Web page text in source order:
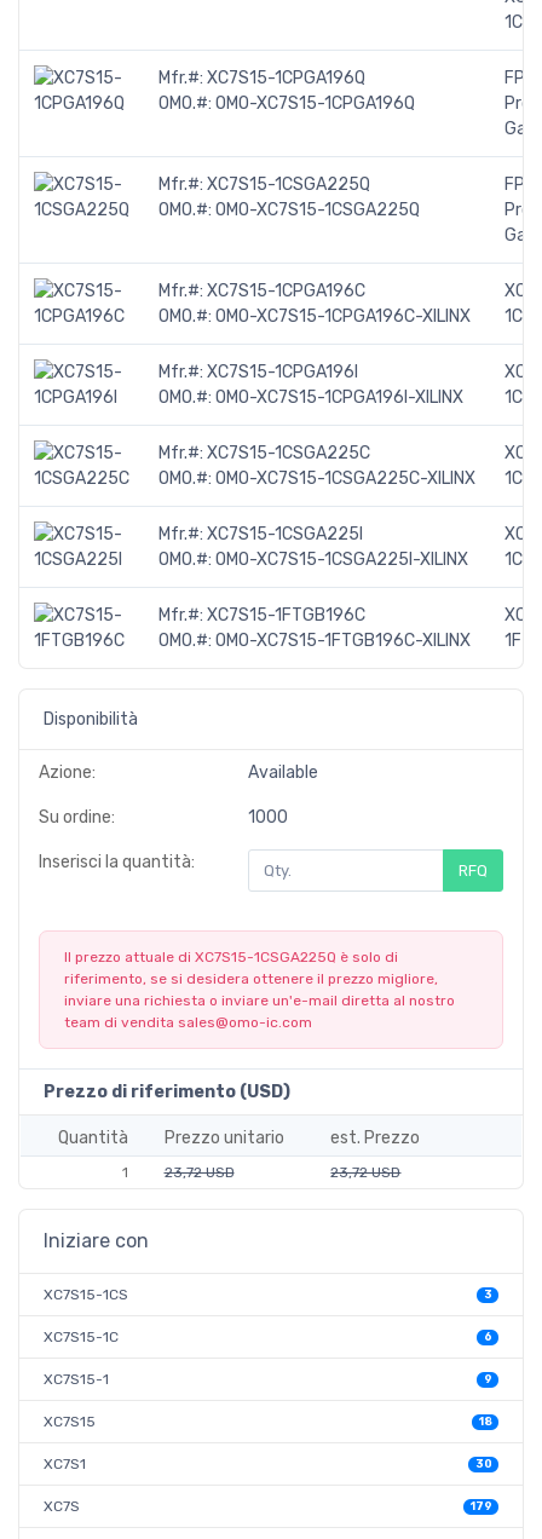
Mfr.#: XC7S15-1CPGA196Q
OMO.#: OMO-XC7S15-1CPGA196Q
Mfr.#: XC7S15-1CSGA225Q
OMO.#: OMO-XC7S15-1CSGA225Q
Mfr.#: XC7S15-1CPGA196C
OMO.#: OMO-XC7S15-1CPGA196C-XILINX
Mfr.#: XC7S15-1CPGA196I
OMO.#: OMO-XC7S15-1CPGA196I-XILINX
Mfr.#: XC7S15-1CSGA225C
OMO.#: OMO-XC7S15-1CSGA225C-XILINX
Mfr.#: XC7S15-1CSGA225I
OMO.#: OMO-XC7S15-1CSGA225I-XILINX
Mfr.#: XC7S15-1FTGB196C
OMO.#: OMO-XC7S15-1FTGB196C-XILINX
Disponibilità
Azione: Available
Su ordine: 1000
Inserisci la quantità: RFQ
Il prezzo attuale di XC7S15-1CSGA225Q è solo di
riferimento, se si desidera ottenere il prezzo migliore,
inviare una richiesta o inviare un'e-mail diretta al nostro
team di vendita sales@omo-ic.com
Prezzo di riferimento (USD)
Quantità Prezzo unitario est. Prezzo
1 23,72 USD 23,72 USD
Iniziare con
XC7S15-1CS 3
XC7S15-1C 6
XC7S15-1 9
XC7S15 18
XC7S1 30
XC7S 179